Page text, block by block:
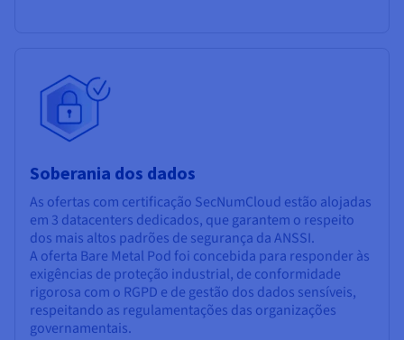
Soberania dos dados
As ofertas com certificação SecNumCloud estão alojadas
em 3 datacenters dedicados, que garantem o respeito
dos mais altos padrões de segurança da ANSSI.
A oferta Bare Metal Pod foi concebida para responder às
exigências de proteção industrial, de conformidade
rigorosa com o RGPD e de gestão dos dados sensíveis,
respeitando as regulamentações das organizações
governamentais.